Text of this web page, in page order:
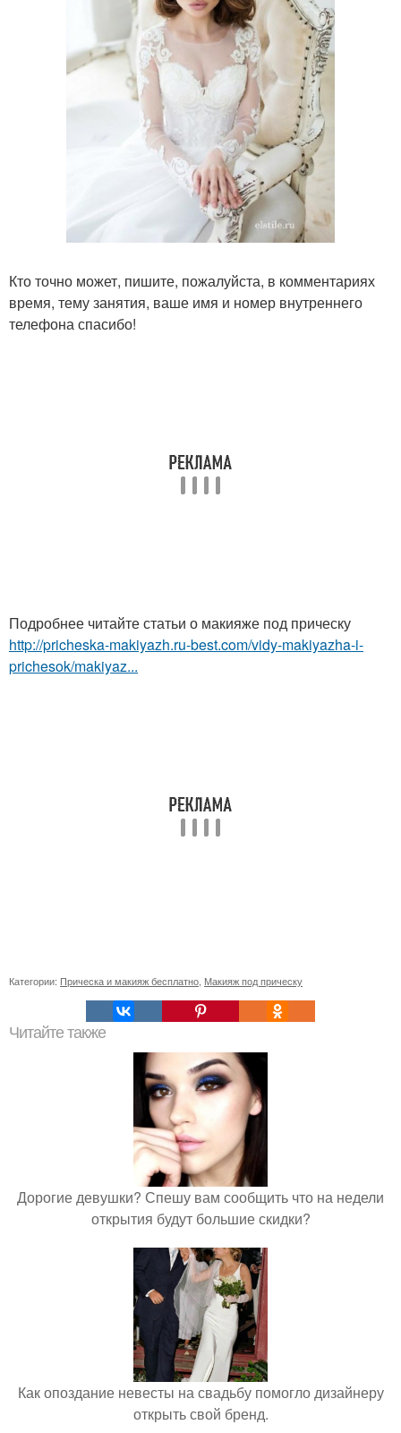
Кто точно может, пишите, пожалуйста, в комментариях
время, тему занятия, ваше имя и номер внутреннего
телефона спасибо!
Подробнее читайте статьи о макияже под прическу
http://pricheska-makiyazh.ru-best.com/vidy-makiyazha-i-
prichesok/makiyaz...
Категории: Прическа и макияж бесплатно Макияж под прическу
Читайте также
Дорогие девушки? Спешу вам сообщить что на недели
открытия будут большие скидки?
Как опоздание невесты на свадьбу помогло дизайнеру
открыть свой бренд.